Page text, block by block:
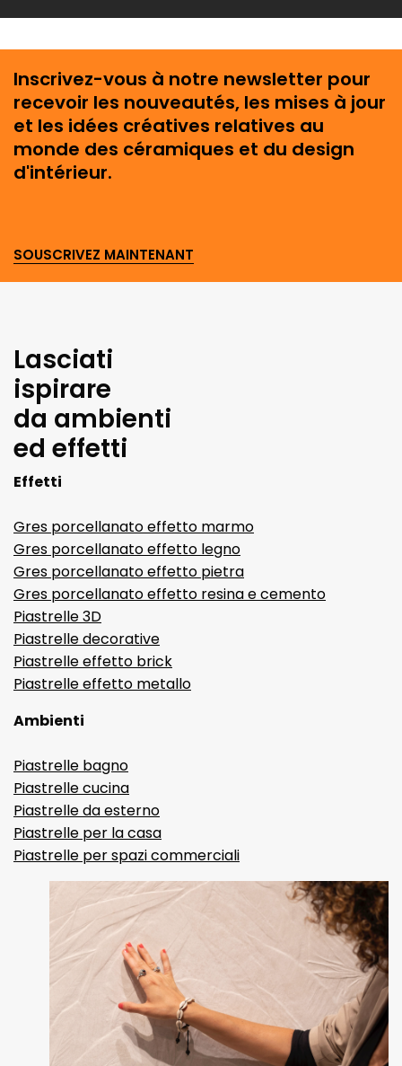
Inscrivez-vous à notre newsletter pour
recevoir les nouveautés, les mises à jour
et les idées créatives relatives au
monde des céramiques et du design
d'intérieur.
SOUSCRIVEZ MAINTENANT
Lasciati
ispirare
da ambienti
ed effetti
Effetti
Gres porcellanato effetto marmo
Gres porcellanato effetto legno
Gres porcellanato effetto pietra
Gres porcellanato effetto resina e cemento
Piastrelle 3D
Piastrelle decorative
Piastrelle effetto brick
Piastrelle effetto metallo
Ambienti
Piastrelle bagno
Piastrelle cucina
Piastrelle da esterno
Piastrelle per la casa
Piastrelle per spazi commerciali